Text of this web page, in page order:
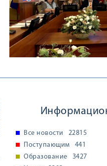
Все новости
22815
Поступающим
441
Образование
3427